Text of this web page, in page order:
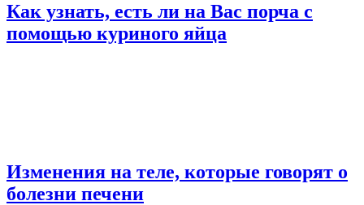
Как узнать, есть ли на Вас порча с
помощью куриного яйца
Изменения на теле, которые говорят о
болезни печени